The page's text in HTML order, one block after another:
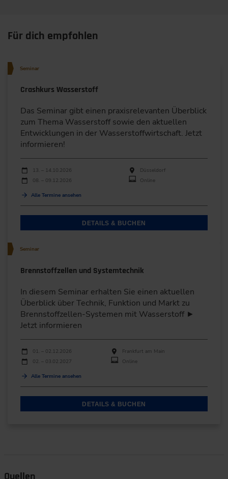
Für dich empfohlen
Seminar
Crashkurs Wasserstoff
Das Seminar gibt einen praxisrelevanten Überblick
zum Thema Wasserstoff sowie den aktuellen
Entwicklungen in der Wasserstoffwirtschaft. Jetzt
informieren!
Durchführungen
Veranstaltungsdatum
13. – 14.10.2026
Düsseldorf
08. – 09.12.2026
Online
Alle Termine ansehen
DETAILS & BUCHEN
Seminar
Brennstoffzellen und Systemtechnik
In diesem Seminar erhalten Sie einen aktuellen
Überblick über Technik, Funktion und Markt zu
Brennstoffzellen-Systemen mit Wasserstoff ►
Jetzt informieren
Durchführungen
Veranstaltungsdatum Veranstaltungsort
01. – 02.12.2026
Frankfurt am Main
02. – 03.02.2027
Online
Alle Termine ansehen
DETAILS & BUCHEN